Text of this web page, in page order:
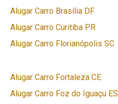
Alugar Carro Brasília DF
Alugar Carro Curitiba PR
Alugar Carro Florianópolis SC
Alugar Carro Fortaleza CE
Alugar Carro Foz do Iguaçu ES